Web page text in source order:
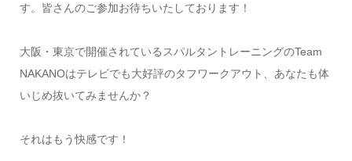
す。皆さんのご参加お待ちいたしております！
大阪・東京で開催されているスパルタントレーニングのTeam
NAKANOはテレビでも大好評のタフワークアウト、あなたも体
いじめ抜いてみませんか？
それはもう快感です！